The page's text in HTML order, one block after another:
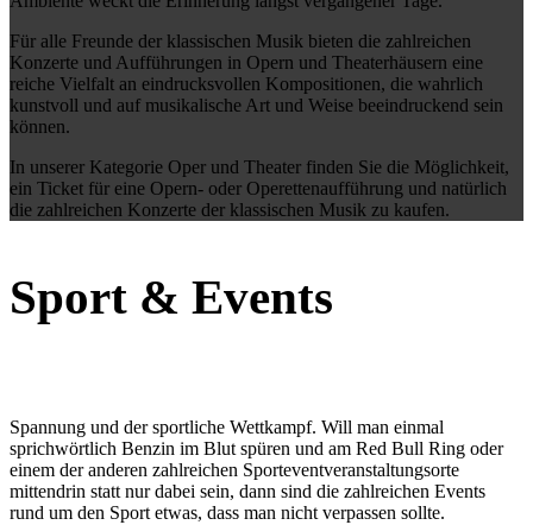
Für alle Freunde der klassischen Musik bieten die zahlreichen
Konzerte und Aufführungen in Opern und Theaterhäusern eine
reiche Vielfalt an eindrucksvollen Kompositionen, die wahrlich
kunstvoll und auf musikalische Art und Weise beeindruckend sein
können.
In unserer Kategorie Oper und Theater finden Sie die Möglichkeit,
ein Ticket für eine Opern- oder Operettenaufführung und natürlich
die zahlreichen Konzerte der klassischen Musik zu kaufen.
Sport & Events
Spannung und der sportliche Wettkampf. Will man einmal
sprichwörtlich Benzin im Blut spüren und am Red Bull Ring oder
einem der anderen zahlreichen Sporteventveranstaltungsorte
mittendrin statt nur dabei sein, dann sind die zahlreichen Events
rund um den Sport etwas, dass man nicht verpassen sollte.